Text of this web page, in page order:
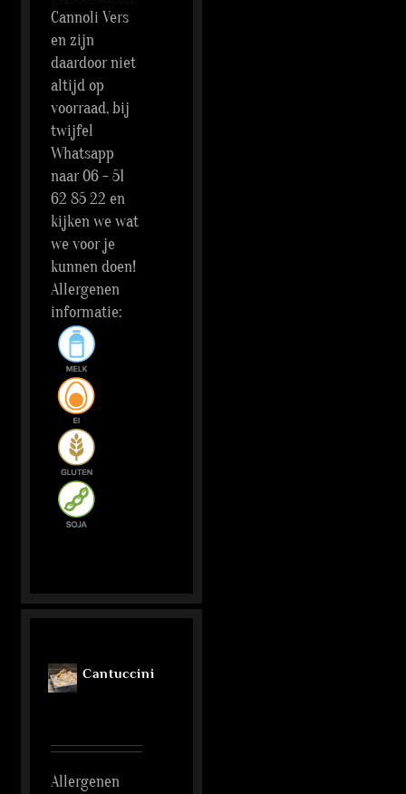
Cannoli Vers
en zijn
daardoor niet
altijd op
voorraad, bij
twijfel
Whatsapp
naar 06 - 51
62 85 22 en
kijken we wat
we voor je
kunnen doen!
Allergenen
informatie:
Cantuccini
Allergenen